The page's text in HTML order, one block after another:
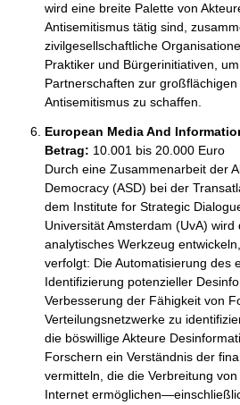
wird eine breite Palette von
Antisemitismus tätig sind,
zivilgesellschaftliche
Praktiker und Bürgerinitiativen,
Partnerschaften zur
Antisemitismus zu schaffen.
European Media And
Betrag: 10.001 bis 20.000 Euro
Durch eine Zusammenarbeit der
Democracy (ASD) bei der
dem Institute for Strategic
Universität Amsterdam (UvA)
analytisches Werkzeug
verfolgt: Die Automatisierung des
Identifizierung potenzieller
Verbesserung der Fähigkeit von
Verteilungsnetzwerke zu
die böswillige Akteure
Forschern ein Verständnis der
vermitteln, die die Verbreitung
Internet